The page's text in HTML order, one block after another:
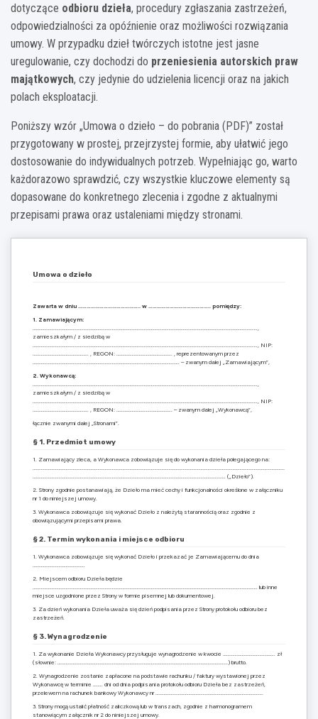
dotyczące odbioru dzieła, procedury zgłaszania zastrzeżeń,
odpowiedzialności za opóźnienie oraz możliwości rozwiązania
umowy. W przypadku dzieł twórczych istotne jest jasne
uregulowanie, czy dochodzi do przeniesienia autorskich praw
majątkowych, czy jedynie do udzielenia licencji oraz na jakich
polach eksploatacji.
Poniższy wzór „Umowa o dzieło – do pobrania (PDF)” został
przygotowany w prostej, przejrzystej formie, aby ułatwić jego
dostosowanie do indywidualnych potrzeb. Wypełniając go, warto
każdorazowo sprawdzić, czy wszystkie kluczowe elementy są
dopasowane do konkretnego zlecenia i zgodne z aktualnymi
przepisami prawa oraz ustaleniami między stronami.
Umowa o dzieło
Zawarta w dniu …………………………………….. w …………………………………….. pomiędzy:
1. Zamawiającym:
zamieszkałym / z siedzibą w
………………………………………………………………………………………………………………………………………………………………………., NIP:
……………………………………….. , REGON: ……………………………………….. , reprezentowanym przez
……………………………………………………………………………………………………………. – zwanym dalej „Zamawiającym”,
2. Wykonawcą:
zamieszkałym / z siedzibą w
………………………………………………………………………………………………………………………………………………………………………., NIP:
……………………………………….. , REGON: ……………………………………….. – zwanym dalej „Wykonawcą”,
łącznie zwanymi dalej „Stronami”.
§ 1. Przedmiot umowy
1. Zamawiający zleca, a Wykonawca zobowiązuje się do wykonania dzieła polegającego na:
………………………………………………………………………………………………………………………………………………. („Dzieło”).
2. Strony zgodnie postanawiają, że Dzieło ma mieć cechy i funkcjonalności określone w załączniku
nr 1 do niniejszej umowy.
3. Wykonawca zobowiązuje się wykonać Dzieło z należytą starannością oraz zgodnie z
obowiązującymi przepisami prawa.
§ 2. Termin wykonania i miejsce odbioru
1. Wykonawca zobowiązuje się wykonać Dzieło i przekazać je Zamawiającemu do dnia
2. Miejscem odbioru Dzieła będzie
………………………………………………………………………………………………………………………………………………………………………. lub inne
miejsce uzgodnione przez Strony w formie pisemnej lub dokumentowej.
3. Za dzień wykonania Dzieła uważa się dzień podpisania przez Strony protokołu odbioru bez
zastrzeżeń.
§ 3. Wynagrodzenie
1. Za wykonanie Dzieła Wykonawcy przysługuje wynagrodzenie w kwocie …………………………………….. zł
(słownie: ………………………………………………………………………………………………………………………………) brutto.
2. Wynagrodzenie zostanie zapłacone na podstawie rachunku / faktury wystawionej przez
Wykonawcę w terminie …….. dni od dnia podpisania protokołu odbioru Dzieła bez zastrzeżeń,
przelewem na rachunek bankowy Wykonawcy nr ……………………………………………………………………………….
3. Strony mogą ustalić płatność zaliczkową lub w transzach, zgodnie z harmonogramem
stanowiącym załącznik nr 2 do niniejszej umowy.